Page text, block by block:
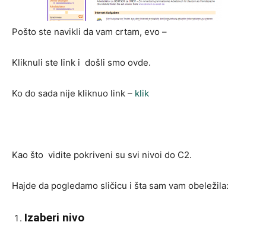
Pošto ste navikli da vam crtam, evo –
Kliknuli ste link i došli smo ovde.
Ko do sada nije kliknuo link – klik
Kao što vidite pokriveni su svi nivoi do C2.
Hajde da pogledamo sličicu i šta sam vam obeležila:
Izaberi nivo